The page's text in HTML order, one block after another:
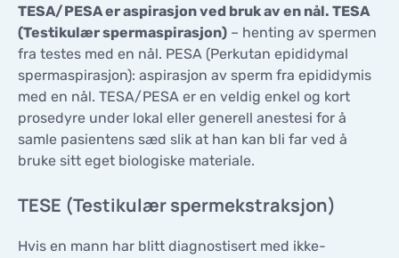
TESA/PESA er aspirasjon ved bruk av en nål. TESA
(Testikulær spermaspirasjon) – henting av spermen
fra testes med en nål. PESA (Perkutan epididymal
spermaspirasjon): aspirasjon av sperm fra epididymis
med en nål. TESA/PESA er en veldig enkel og kort
prosedyre under lokal eller generell anestesi for å
samle pasientens sæd slik at han kan bli far ved å
bruke sitt eget biologiske materiale.
TESE (Testikulær spermekstraksjon)
Hvis en mann har blitt diagnostisert med ikke-